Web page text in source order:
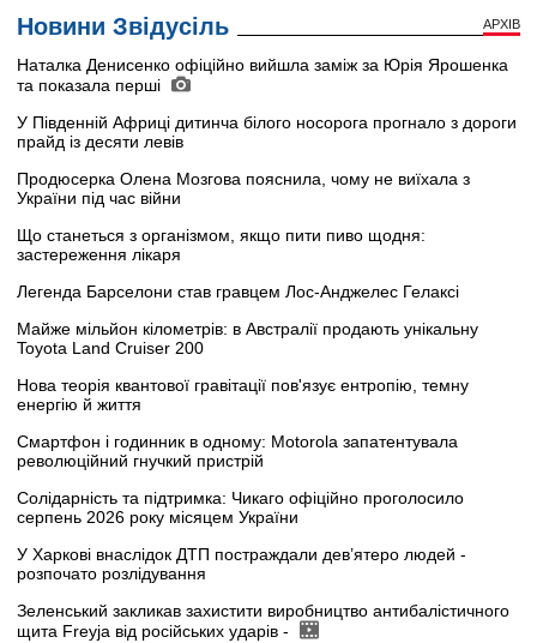
Новини Звідусіль АРХІВ
Наталка Денисенко офіційно вийшла заміж за Юрія Ярошенка
та показала перші
У Південній Африці дитинча білого носорога прогнало з дороги
прайд із десяти левів
Продюсерка Олена Мозгова пояснила, чому не виїхала з
України під час війни
Що станеться з організмом, якщо пити пиво щодня:
застереження лікаря
Легенда Барселони став гравцем Лос-Анджелес Гелаксі
Майже мільйон кілометрів: в Австралії продають унікальну
Toyota Land Cruiser 200
Нова теорія квантової гравітації пов'язує ентропію, темну
енергію й життя
Смартфон і годинник в одному: Motorola запатентувала
революційний гнучкий пристрій
Солідарність та підтримка: Чикаго офіційно проголосило
серпень 2026 року місяцем України
У Харкові внаслідок ДТП постраждали дев’ятеро людей -
розпочато розлідування
Зеленський закликав захистити виробництво антибалістичного
щита Freyja від російських ударів -